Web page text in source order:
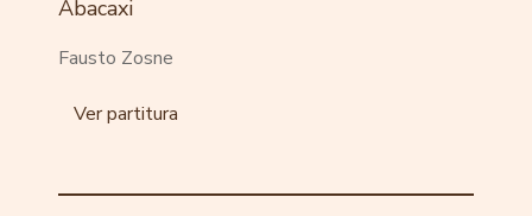
Abacaxi
Fausto Zosne
Ver partitura